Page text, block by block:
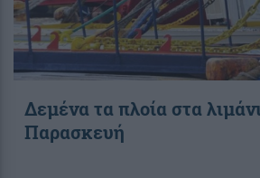
Δεμένα τα πλοία στα
Παρασκευή